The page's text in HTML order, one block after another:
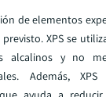
de elementos
XPS se
alcalinos y no
Además,